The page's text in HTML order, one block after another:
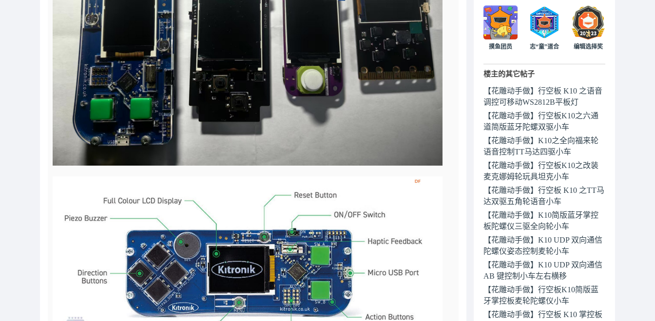
摸鱼团员 志“童”道合 编辑选择奖
楼主的其它帖子
【花雕动手做】行空板 K10 之语音
调控可移动WS2812B平板灯
【花雕动手做】行空板K10之六通
道简版蓝牙陀螺双驱小车
【花雕动手做】K10之全向福来轮
语音控制TT马达四驱小车
【花雕动手做】行空板K10之改装
麦克娜姆轮玩具坦克小车
【花雕动手做】行空板 K10 之TT马
达双驱五角轮语音小车
【花雕动手做】K10简版蓝牙掌控
板陀螺仪三驱全向轮小车
【花雕动手做】K10 UDP 双向通信
陀螺仪姿态控制麦轮小车
【花雕动手做】K10 UDP 双向通信
AB 键控制小车左右横移
【花雕动手做】行空板K10简版蓝
牙掌控板麦轮陀螺仪小车
【花雕动手做】行空板 K10 掌控板